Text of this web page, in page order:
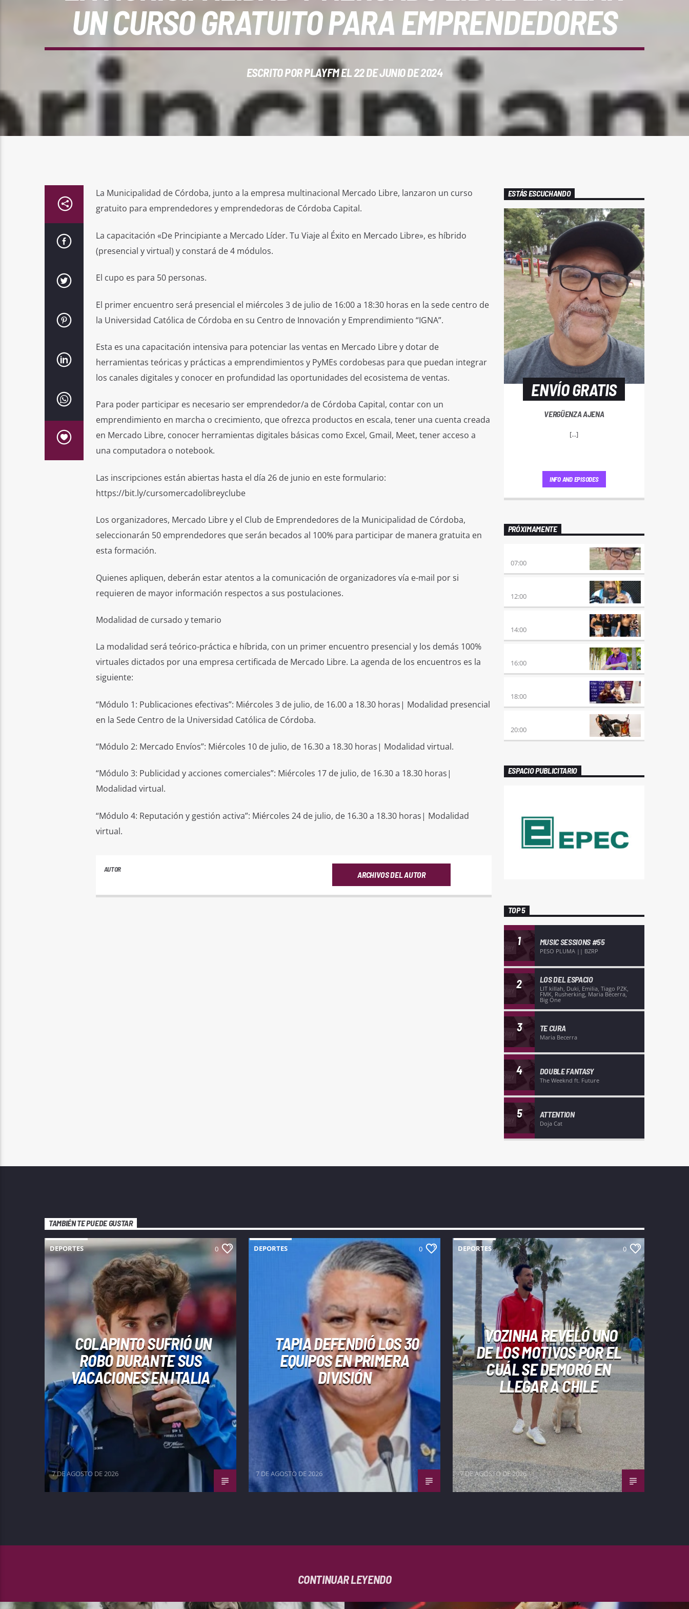
UN CURSO GRATUITO PARA EMPRENDEDORES
ESCRITO PORPLAYFMEL 22 DE JUNIO DE 2024
La Municipalidad de Córdoba, junto a la empresa multinacional Mercado Libre, lanzaron un curso
gratuito para emprendedores y emprendedoras de Córdoba Capital.
La capacitación «De Principiante a Mercado Líder. Tu Viaje al Éxito en Mercado Libre», es híbrido
(presencial y virtual) y constará de 4 módulos.
El cupo es para 50 personas.
El primer encuentro será presencial el miércoles 3 de julio de 16:00 a 18:30 horas en la sede centro de
la Universidad Católica de Córdoba en su Centro de Innovación y Emprendimiento “IGNA”.
Esta es una capacitación intensiva para potenciar las ventas en Mercado Libre y dotar de
herramientas teóricas y prácticas a emprendimientos y PyMEs cordobesas para que puedan integrar
los canales digitales y conocer en profundidad las oportunidades del ecosistema de ventas.
Para poder participar es necesario ser emprendedor/a de Córdoba Capital, contar con un
emprendimiento en marcha o crecimiento, que ofrezca productos en escala, tener una cuenta creada
en Mercado Libre, conocer herramientas digitales básicas como Excel, Gmail, Meet, tener acceso a
una computadora o notebook.
Las inscripciones están abiertas hasta el día 26 de junio en este formulario:
https://bit.ly/cursomercadolibreyclube
Los organizadores, Mercado Libre y el Club de Emprendedores de la Municipalidad de Córdoba,
seleccionarán 50 emprendedores que serán becados al 100% para participar de manera gratuita en
esta formación.
Quienes apliquen, deberán estar atentos a la comunicación de organizadores vía e-mail por si
requieren de mayor información respectos a sus postulaciones.
Modalidad de cursado y temario
La modalidad será teórico-práctica e híbrida, con un primer encuentro presencial y los demás 100%
virtuales dictados por una empresa certificada de Mercado Libre. La agenda de los encuentros es la
siguiente:
“Módulo 1: Publicaciones efectivas”: Miércoles 3 de julio, de 16.00 a 18.30 horas| Modalidad presencial
en la Sede Centro de la Universidad Católica de Córdoba.
“Módulo 2: Mercado Envíos”: Miércoles 10 de julio, de 16.30 a 18.30 horas| Modalidad virtual.
“Módulo 3: Publicidad y acciones comerciales”: Miércoles 17 de julio, de 16.30 a 18.30 horas|
Modalidad virtual.
“Módulo 4: Reputación y gestión activa”: Miércoles 24 de julio, de 16.30 a 18.30 horas| Modalidad
virtual.
AUTOR
ARCHIVOS DEL AUTOR
ESTÁS ESCUCHANDO
ENVÍO GRATIS
VERGÜENZA AJENA
[...]
INFO AND EPISODES
PRÓXIMAMENTE
07:00
12:00
14:00
16:00
18:00
20:00
ESPACIO PUBLICITARIO
TOP 5
1 MUSIC SESSIONS #55
PESO PLUMA || BZRP
2 LOS DEL ESPACIO
LIT killah, Duki, Emilia, Tiago PZK,
FMK, Rusherking, Maria Becerra,
Big One
3 TE CURA
Maria Becerra
4 DOUBLE FANTASY
The Weeknd ft. Future
5 ATTENTION
Doja Cat
TAMBIÉN TE PUEDE GUSTAR
DEPORTES 0
COLAPINTO SUFRIÓ UN
ROBO DURANTE SUS
VACACIONES EN ITALIA
7 DE AGOSTO DE 2026
DEPORTES 0
TAPIA DEFENDIÓ LOS 30
EQUIPOS EN PRIMERA
DIVISIÓN
7 DE AGOSTO DE 2026
DEPORTES 0
VOZINHA REVELÓ UNO
DE LOS MOTIVOS POR EL
CUÁL SE DEMORÓ EN
LLEGAR A CHILE
7 DE AGOSTO DE 2026
CONTINUAR LEYENDO